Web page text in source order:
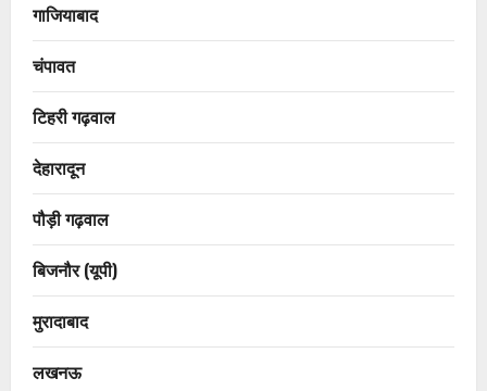
गाजियाबाद
चंपावत
टिहरी गढ़वाल
देहारादून
पौड़ी गढ़वाल
बिजनौर (यूपी)
मुरादाबाद
लखनऊ